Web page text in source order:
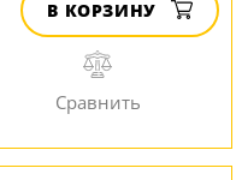
В КОРЗИНУ